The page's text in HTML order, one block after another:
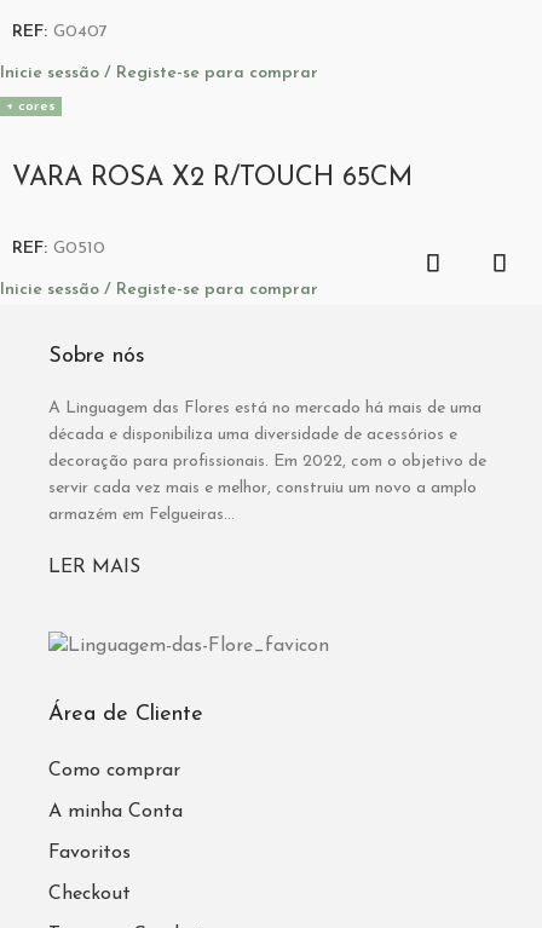
REF: G0407
Inicie sessão / Registe-se para comprar
+ cores
VARA ROSA X2 R/TOUCH 65CM
REF: G0510
Inicie sessão / Registe-se para comprar
Sobre nós
A Linguagem das Flores está no mercado há mais de uma
década e disponibiliza uma diversidade de acessórios e
decoração para profissionais. Em 2022, com o objetivo de
servir cada vez mais e melhor, construiu um novo a amplo
armazém em Felgueiras...
LER MAIS
Área de Cliente
Como comprar
A minha Conta
Favoritos
Checkout